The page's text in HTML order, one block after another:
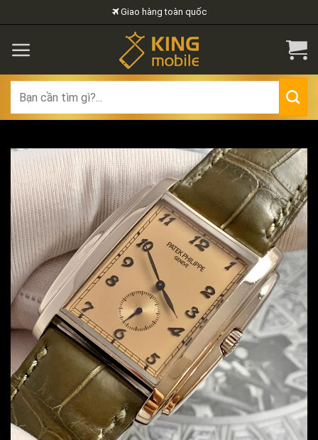
to
content
Giao hàng toàn quốc
for: